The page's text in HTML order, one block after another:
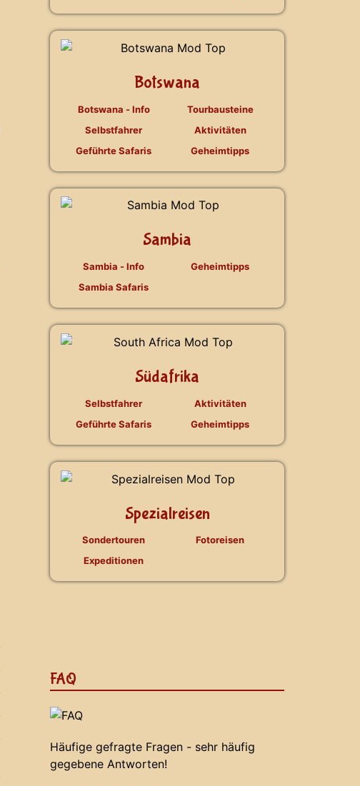
Botswana
Botswana - Info
Selbstfahrer
Geführte Safaris
Tourbausteine
Aktivitäten
Geheimtipps
Sambia
Sambia - Info
Sambia Safaris
Geheimtipps
Südafrika
Selbstfahrer
Geführte Safaris
Aktivitäten
Geheimtipps
Spezialreisen
Sondertouren
Expeditionen
Fotoreisen
FAQ
Häufige gefragte Fragen - sehr häufig
gegebene Antworten!